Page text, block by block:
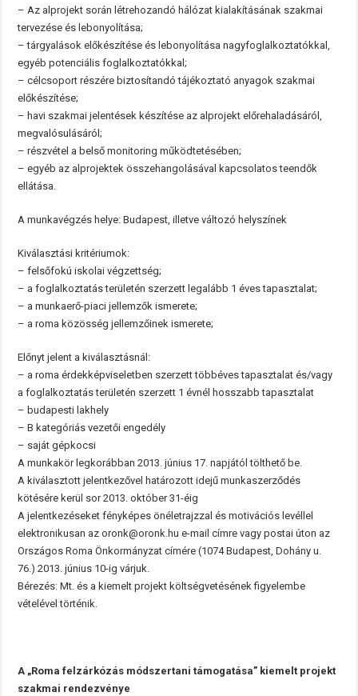
– Az alprojekt során létrehozandó hálózat kialakításának szakmai
tervezése és lebonyolítása;
– tárgyalások előkészítése és lebonyolítása nagyfoglalkoztatókkal,
egyéb potenciális foglalkoztatókkal;
– célcsoport részére biztosítandó tájékoztató anyagok szakmai
előkészítése;
– havi szakmai jelentések készítése az alprojekt előrehaladásáról,
megvalósulásáról;
– részvétel a belső monitoring működtetésében;
– egyéb az alprojektek összehangolásával kapcsolatos teendők
ellátása.
A munkavégzés helye: Budapest, illetve változó helyszínek
Kiválasztási kritériumok:
– felsőfokú iskolai végzettség;
– a foglalkoztatás területén szerzett legalább 1 éves tapasztalat;
– a munkaerő-piaci jellemzők ismerete;
– a roma közösség jellemzőinek ismerete;
Előnyt jelent a kiválasztásnál:
– a roma érdekképviseletben szerzett többéves tapasztalat és/vagy
a foglalkoztatás területén szerzett 1 évnél hosszabb tapasztalat
– budapesti lakhely
– B kategóriás vezetői engedély
– saját gépkocsi
A munkakör legkorábban 2013. június 17. napjától tölthető be.
A kiválasztott jelentkezővel határozott idejű munkaszerződés
kötésére kerül sor 2013. október 31-éig
A jelentkezéseket fényképes önéletrajzzal és motivációs levéllel
elektronikusan az oronk@oronk.hu e-mail címre vagy postai úton az
Országos Roma Önkormányzat címére (1074 Budapest, Dohány u.
76.) 2013. június 10-ig várjuk.
Bérezés: Mt. és a kiemelt projekt költségvetésének figyelembe
vételével történik.
A „Roma felzárkózás módszertani támogatása” kiemelt projekt
szakmai rendezvénye